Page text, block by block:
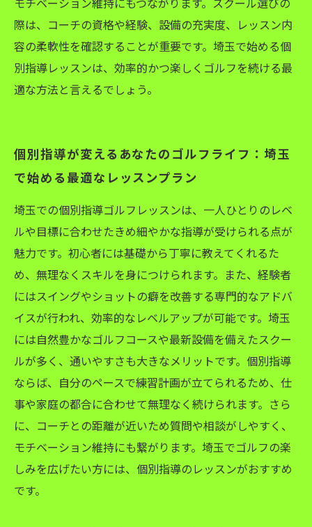
際は、コーチの資格や経験、設備の充実度、レッスン内
容の柔軟性を確認することが重要です。埼玉で始める個
別指導レッスンは、効率的かつ楽しくゴルフを続ける最
適な方法と言えるでしょう。
個別指導が変えるあなたのゴルフライフ：埼玉
で始める最適なレッスンプラン
埼玉での個別指導ゴルフレッスンは、一人ひとりのレベ
ルや目標に合わせたきめ細やかな指導が受けられる点が
魅力です。初心者には基礎から丁寧に教えてくれるた
め、無理なくスキルを身につけられます。また、経験者
にはスイングやショットの癖を改善する専門的なアドバ
イスが行われ、効率的なレベルアップが可能です。埼玉
には自然豊かなゴルフコースや最新設備を備えたスクー
ルが多く、通いやすさも大きなメリットです。個別指導
ならば、自分のペースで練習計画が立てられるため、仕
事や家庭の都合に合わせて無理なく続けられます。さら
に、コーチとの距離が近いため質問や相談がしやすく、
モチベーション維持にも繋がります。埼玉でゴルフの楽
しみを広げたい方には、個別指導のレッスンがおすすめ
です。